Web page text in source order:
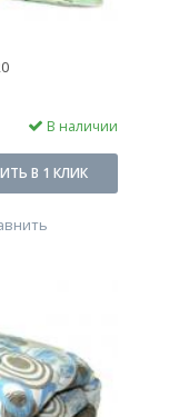
В наличии
В 1 КЛИК